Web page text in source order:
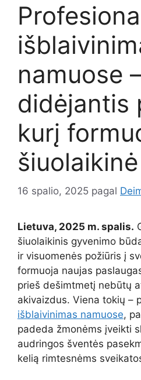
namuose
didėjantis
kurį
16 spalio, 2025 pagal
Lietuva, 2025 m. spalis.
šiuolaikinis gyvenimo
ir visuomenės požiūris į
formuoja naujas
prieš dešimtmetį nebūtų
akivaizdus. Viena tokių –
išblaivinimas namuose,
padeda žmonėms įveikti
audringos šventės
kelią rimtesnėms